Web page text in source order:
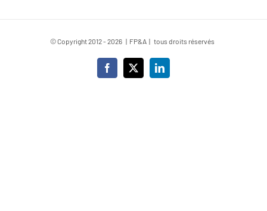
© Copyright 2012 -2026 | FP&A | tous droits réservés
Facebook
X LinkedIn